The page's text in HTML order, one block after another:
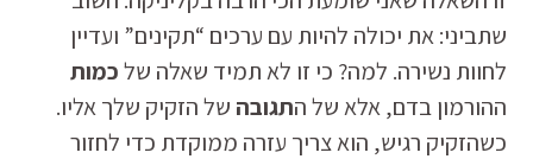
שתביני: את יכולה להיות עם ערכים “תקינים” ועדיין
לחוות נשירה. למה? כי זו לא תמיד שאלה שלכמות
ההורמון בדם, אלא של התגובה של הזקיק שלך אליו.
כשהזקיק רגיש, הוא צריך עזרה ממוקדת כדי לחזור